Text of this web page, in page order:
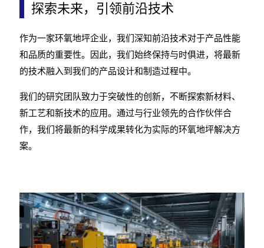
探索未来，引领前沿技术
作为一家环氧地坪企业，我们深知前沿技术对于产品性能
和品质的重要性。因此，我们始终保持与时俱进，将最新
的技术融入到我们的产品设计和制造过程中。
我们的研究团队致力于突破性的创新，不断探索新材料、
新工艺和新技术的应用。通过与行业领先的合作伙伴合
作，我们将最新的科学成果转化为实际的环氧地坪解决方
案。